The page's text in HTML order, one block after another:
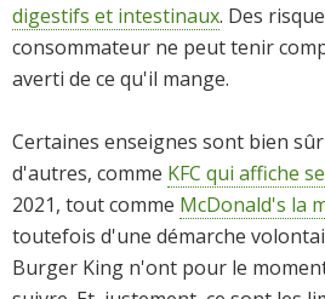
digestifs et intestinaux. Des
consommateur ne peut tenir
averti de ce qu'il mange.
Certaines enseignes sont bien
d'autres, comme KFC qui affiche
2021, tout comme McDonald's la
toutefois d'une démarche
Burger King n'ont pour le